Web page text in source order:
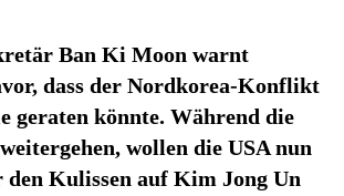
Ban Ki Moon warnt
dass der Nordkorea-Konflikt
geraten könnte. Während die
wollen die USA nun
Kulissen auf Kim Jong Un